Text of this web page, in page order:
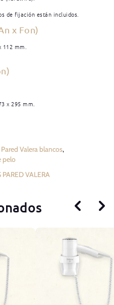
de fijación están incluidos.
x Fon)
112 mm.
x 295 mm.
Pared Valera blancos,
pelo
VALERA